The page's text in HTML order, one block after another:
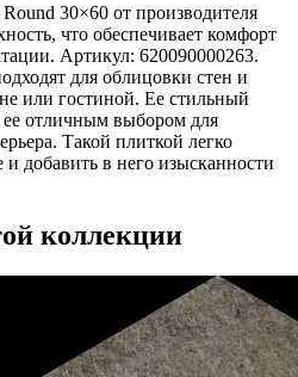
30×60 от производителя
что обеспечивает комфорт
Артикул: 620090000263.
для облицовки стен и
или гостиной. Ее стильный
ее отличным выбором для
Такой плиткой легко
добавить в него изысканности
коллекции